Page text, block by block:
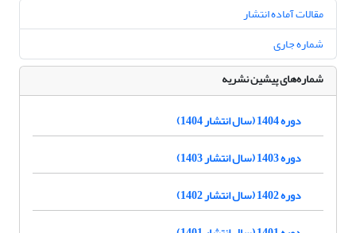
مقالات آماده انتشار
شماره جاری
شماره‌های پیشین نشریه
دوره 1404 (سال انتشار 1404)
دوره 1403 (سال انتشار 1403)
دوره 1402 (سال انتشار 1402)